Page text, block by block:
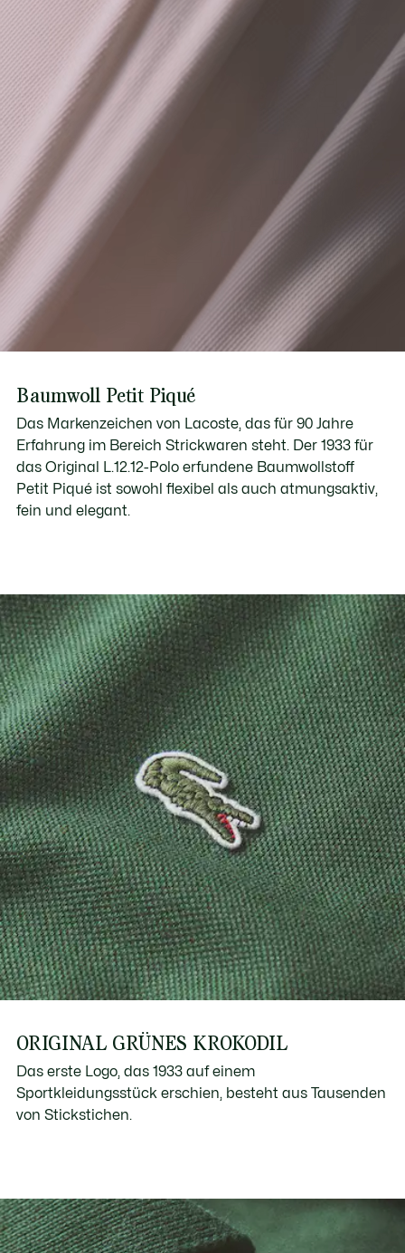
Baumwoll Petit Piqué
Das Markenzeichen von Lacoste, das für 90 Jahre
Erfahrung im Bereich Strickwaren steht. Der 1933 für
das Original L.12.12-Polo erfundene Baumwollstoff
Petit Piqué ist sowohl flexibel als auch atmungsaktiv,
fein und elegant.
ORIGINAL GRÜNES KROKODIL
Das erste Logo, das 1933 auf einem
Sportkleidungsstück erschien, besteht aus Tausenden
von Stickstichen.